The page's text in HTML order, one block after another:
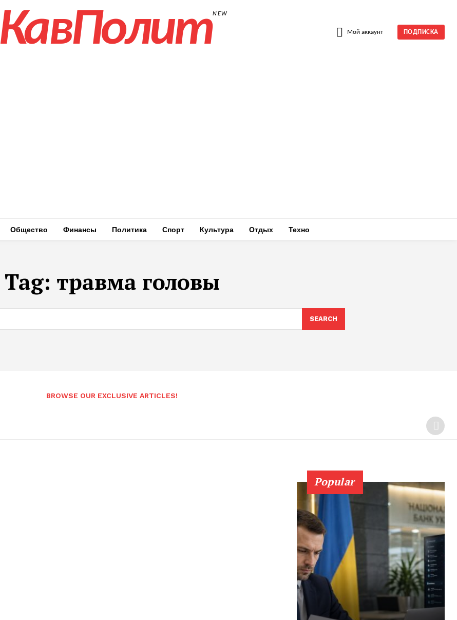
КавПолитNEW
Мой аккаунт ПОДПИСКА
Общество Финансы Политика Спорт Культура Отдых Техно
Tag: травма головы
SEARCH
BROWSE OUR EXCLUSIVE ARTICLES!
Popular